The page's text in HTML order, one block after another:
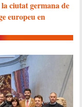
ciutat germana de
europeu en